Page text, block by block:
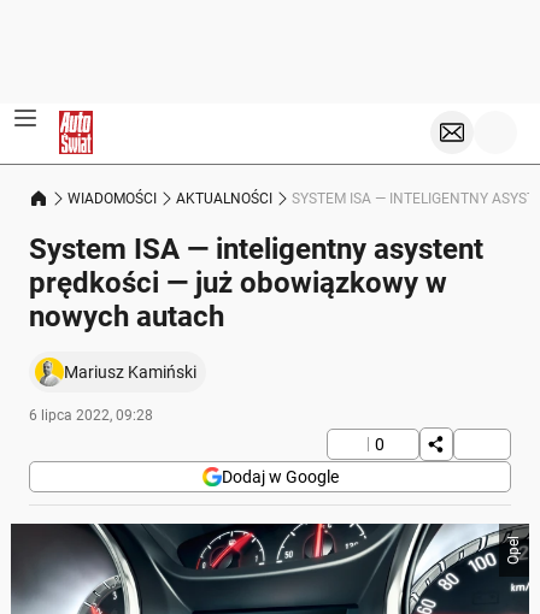
WIADOMOŚCI AKTUALNOŚCI SYSTEM ISA — INTELIGENTNY
System ISA — inteligentny asystent
prędkości — już obowiązkowy w
nowych autach
Mariusz Kamiński
6 lipca 2022, 09:28
0
Dodaj w Google
Opel